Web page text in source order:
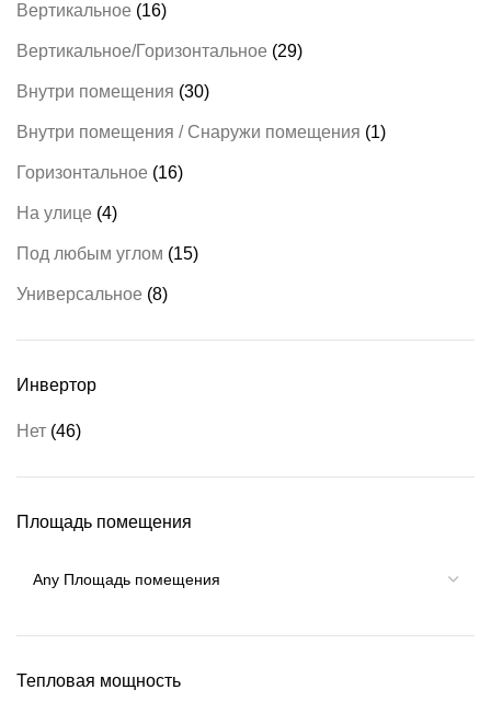
Вертикальное (16)
Вертикальное/Горизонтальное (29)
Внутри помещения (30)
Внутри помещения / Снаружи помещения (1)
Горизонтальное (16)
На улице (4)
Под любым углом (15)
Универсальное (8)
Инвертор
Нет (46)
Площадь помещения
Тепловая мощность